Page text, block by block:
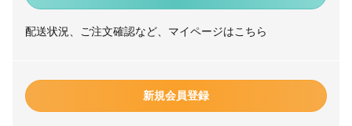
配送状況、ご注文確認など、マイページはこちら
新規会員登録